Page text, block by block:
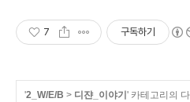
7 구독하기
'2_W/E/B > 디쟌_이야기 ' 카테고리의